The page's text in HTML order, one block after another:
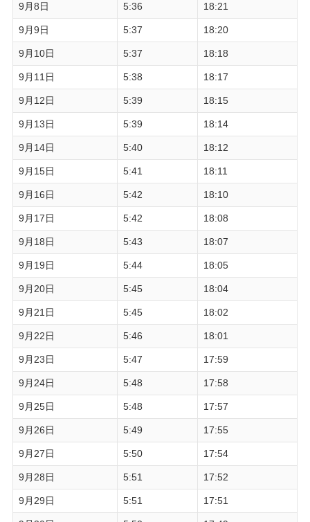
9月8日 5:36 18:21
9月9日 5:37 18:20
9月10日 5:37 18:18
9月11日 5:38 18:17
9月12日 5:39 18:15
9月13日 5:39 18:14
9月14日 5:40 18:12
9月15日 5:41 18:11
9月16日 5:42 18:10
9月17日 5:42 18:08
9月18日 5:43 18:07
9月19日 5:44 18:05
9月20日 5:45 18:04
9月21日 5:45 18:02
9月22日 5:46 18:01
9月23日 5:47 17:59
9月24日 5:48 17:58
9月25日 5:48 17:57
9月26日 5:49 17:55
9月27日 5:50 17:54
9月28日 5:51 17:52
9月29日 5:51 17:51